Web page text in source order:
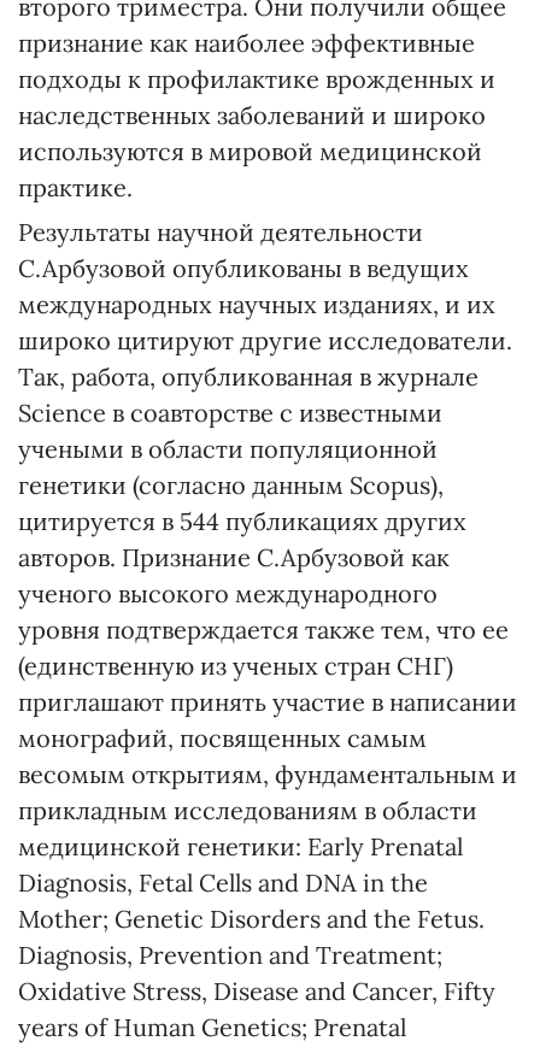
второго триместра. Они получили общее
признание как наиболее эффективные
подходы к профилактике врожденных и
наследственных заболеваний и широко
используются в мировой медицинской
практике.
Результаты научной деятельности
С.Арбузовой опубликованы в ведущих
международных научных изданиях, и их
широко цитируют другие исследователи.
Так, работа, опубликованная в журнале
Science в соавторстве с известными
учеными в области популяционной
генетики (согласно данным Scopus),
цитируется в 544 публикациях других
авторов. Признание С.Арбузовой как
ученого высокого международного
уровня подтверждается также тем, что ее
(единственную из ученых стран СНГ)
приглашают принять участие в написании
монографий, посвященных самым
весомым открытиям, фундаментальным и
прикладным исследованиям в области
медицинской генетики: Early Prenatal
Diagnosis, Fetal Cells and DNA in the
Mother; Genetic Disorders and the Fetus.
Diagnosis, Prevention and Treatment;
Oxidative Stress, Disease and Cancer, Fifty
years of Human Genetics; Prenatal